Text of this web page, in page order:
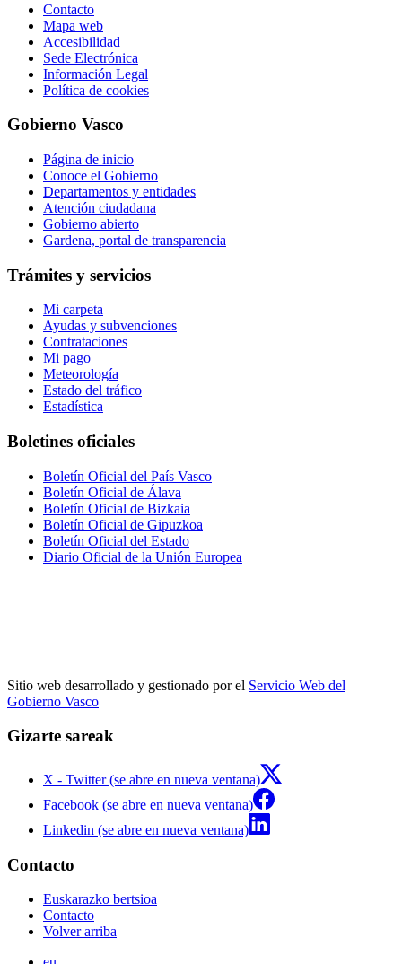
Contacto
Mapa web
Accesibilidad
Sede Electrónica
Información Legal
Política de cookies
Gobierno Vasco
Página de inicio
Conoce el Gobierno
Departamentos y entidades
Atención ciudadana
Gobierno abierto
Gardena, portal de transparencia
Trámites y servicios
Mi carpeta
Ayudas y subvenciones
Contrataciones
Mi pago
Meteorología
Estado del tráfico
Estadística
Boletines oficiales
Boletín Oficial del País Vasco
Boletín Oficial de Álava
Boletín Oficial de Bizkaia
Boletín Oficial de Gipuzkoa
Boletín Oficial del Estado
Diario Oficial de la Unión Europea
Sitio web desarrollado y gestionado por el Servicio Web del
Gobierno Vasco
Gizarte sareak
X - Twitter (se abre en nueva ventana)
Facebook (se abre en nueva ventana)
Linkedin (se abre en nueva ventana)
Contacto
Euskarazko bertsioa
Contacto
Volver arriba